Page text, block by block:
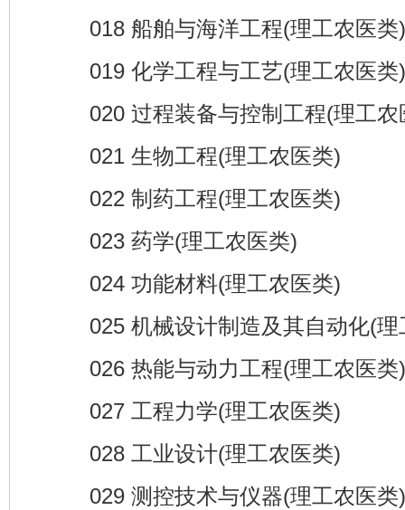
018 船舶与海洋工程(理工农医类)
019 化学工程与工艺(理工农医类)
020 过程装备与控制工程(理工农
021 生物工程(理工农医类)
022 制药工程(理工农医类)
023 药学(理工农医类)
024 功能材料(理工农医类)
025 机械设计制造及其自动化(理
026 热能与动力工程(理工农医类)
027 工程力学(理工农医类)
028 工业设计(理工农医类)
029 测控技术与仪器(理工农医类)